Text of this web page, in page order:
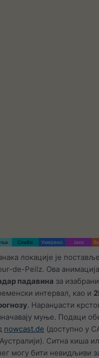
Слабо Умерено Јако
локације је
de-Peilz. Ова анимација
падавина за изабрани
интервал, као и
. Наранџасти
муње. Подаци
nowcast.de (доступно у
Ситна киша
могу бити невидљиви